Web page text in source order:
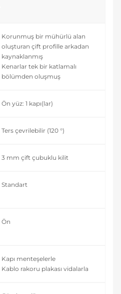
Korunmuş bir mühürlü alan
oluşturan çift profille arkadan
kaynaklanmış
Kenarlar tek bir katlamalı
bölümden oluşmuş
Ön yüz: 1 kapı(lar)
Ters çevrilebilir (120 °)
3 mm çift çubuklu kilit
Standart
Ön
Kapı menteşelerle
Kablo rakoru plakası vidalarla